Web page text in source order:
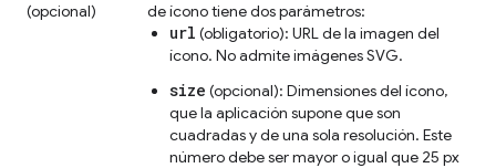
(opcional)
de ícono tiene dos parámetros:
url (obligatorio): URL de la imagen del
ícono. No admite imágenes SVG.
size (opcional): Dimensiones del ícono,
que la aplicación supone que son
cuadradas y de una sola resolución. Este
número debe ser mayor o igual que 25 px